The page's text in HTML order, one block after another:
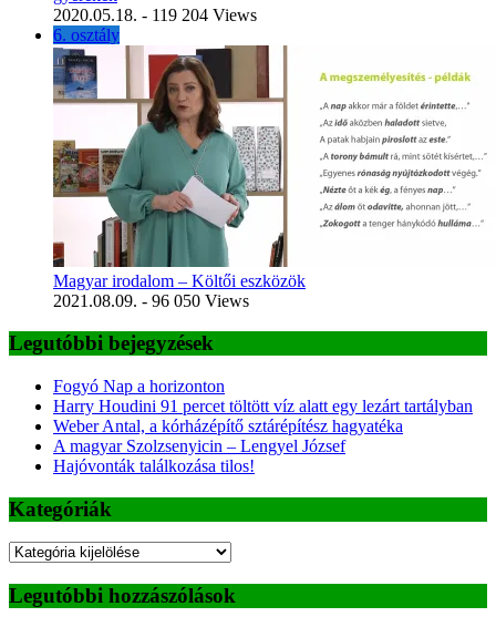
2020.05.18. - 119 204 Views
6. osztály
Magyar irodalom – Költői eszközök
2021.08.09. - 96 050 Views
Legutóbbi bejegyzések
Fogyó Nap a horizonton
Harry Houdini 91 percet töltött víz alatt egy lezárt tartályban
Weber Antal, a kórházépítő sztárépítész hagyatéka
A magyar Szolzsenyicin – Lengyel József
Hajóvonták találkozása tilos!
Kategóriák
Kategóriák
Legutóbbi hozzászólások